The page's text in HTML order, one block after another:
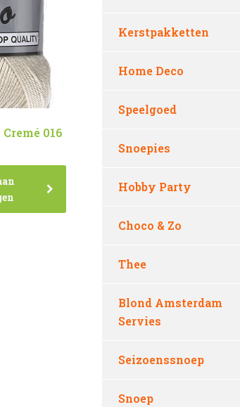
016
Kerstpakketten
Home Deco
Speelgoed
Snoepies
Hobby Party
Choco & Zo
Thee
Blond Amsterdam
Servies
Seizoenssnoep
Snoep